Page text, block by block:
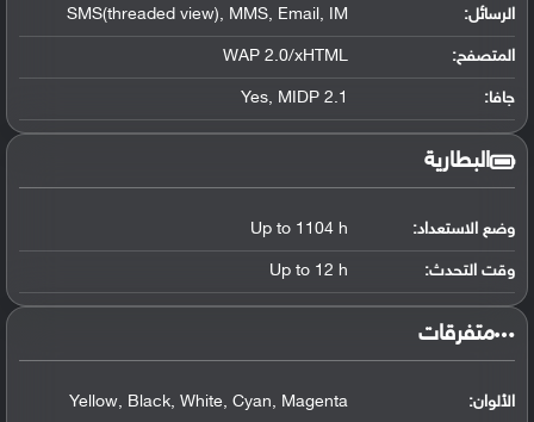
الرسائل: SMS(threaded view), MMS, Email, IM
المتصفح: WAP 2.0/xHTML
جافا: Yes, MIDP 2.1
البطارية
وضع الاستعداد: Up to 1104 h
وقت التحدث: Up to 12 h
‏متفرقات‏
الألوان: Yellow, Black, White, Cyan, Magenta